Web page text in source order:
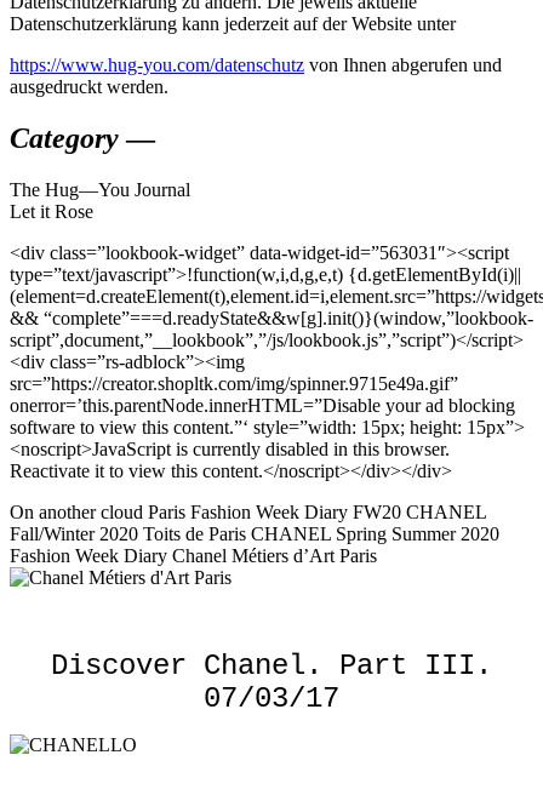
Datenschutzerklärung kann jederzeit auf der Website unter
https://www.hug-you.com/datenschutz von Ihnen abgerufen und
ausgedruckt werden.
Category—
The Hug—You Journal
Let it Rose
<div class=”lookbook-widget” data-widget-id=”563031″><script
type=”text/javascript”>!function(w,i,d,g,e,t) {d.getElementById(i)||
(element=d.createElement(t),element.id=i,element.src=”https://
&& “complete”===d.readyState&&w[g].init()}(window,”lookbook-
script”,document,”__lookbook”,”/js/lookbook.js”,”script”)</script>
<div class=”rs-adblock”><img
src=”https://creator.shopltk.com/img/spinner.9715e49a.gif”
onerror=’this.parentNode.innerHTML=”Disable your ad blocking
software to view this content.”‘ style=”width: 15px; height: 15px”>
<noscript>JavaScript is currently disabled in this browser.
Reactivate it to view this content.</noscript></div></div>
On another cloud Paris Fashion Week Diary FW20 CHANEL
Fall/Winter 2020 Toits de Paris CHANEL Spring Summer 2020
Fashion Week Diary Chanel Métiers d’Art Paris
Discover Chanel. Part III.
07/03/17